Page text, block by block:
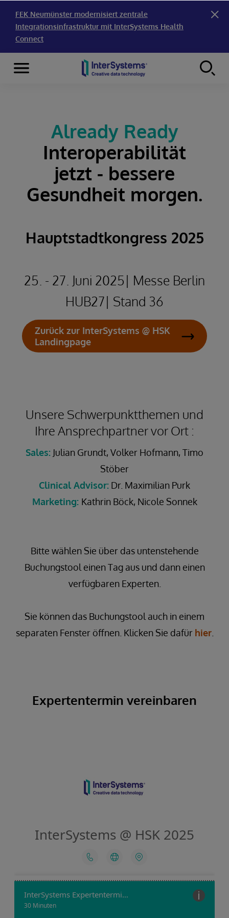
FEK Neumünster modernisiert zentrale
Integrationsinfrastruktur mit InterSystems Health
Connect
Skip to content
Menu
Already Ready
Interoperabilität
jetzt - bessere
Gesundheit morgen.
Hauptstadtkongress 2025
25. - 27. Juni 2025| Messe Berlin
HUB27| Stand 36
Zurück zur InterSystems @ HSK
Landingpage
Unsere Schwerpunktthemen und
Ihre Ansprechpartner vor Ort :
Sales: Julian Grundt, Volker Hofmann, Timo
Stöber
Clinical Advisor: Dr. Maximilian Purk
Marketing: Kathrin Böck, Nicole Sonnek
Bitte wählen Sie über das untenstehende
Buchungstool einen Tag aus und dann einen
verfügbaren Experten.
Sie können das Buchungstool auch in einem
separaten Fenster öffnen. Klicken Sie dafür hier.
Expertentermin vereinbaren